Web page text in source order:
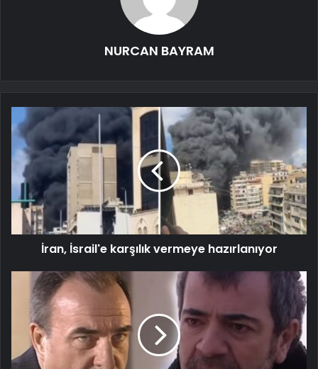
NURCAN BAYRAM
İran, İsrail'e karşılık vermeye hazırlanıyor